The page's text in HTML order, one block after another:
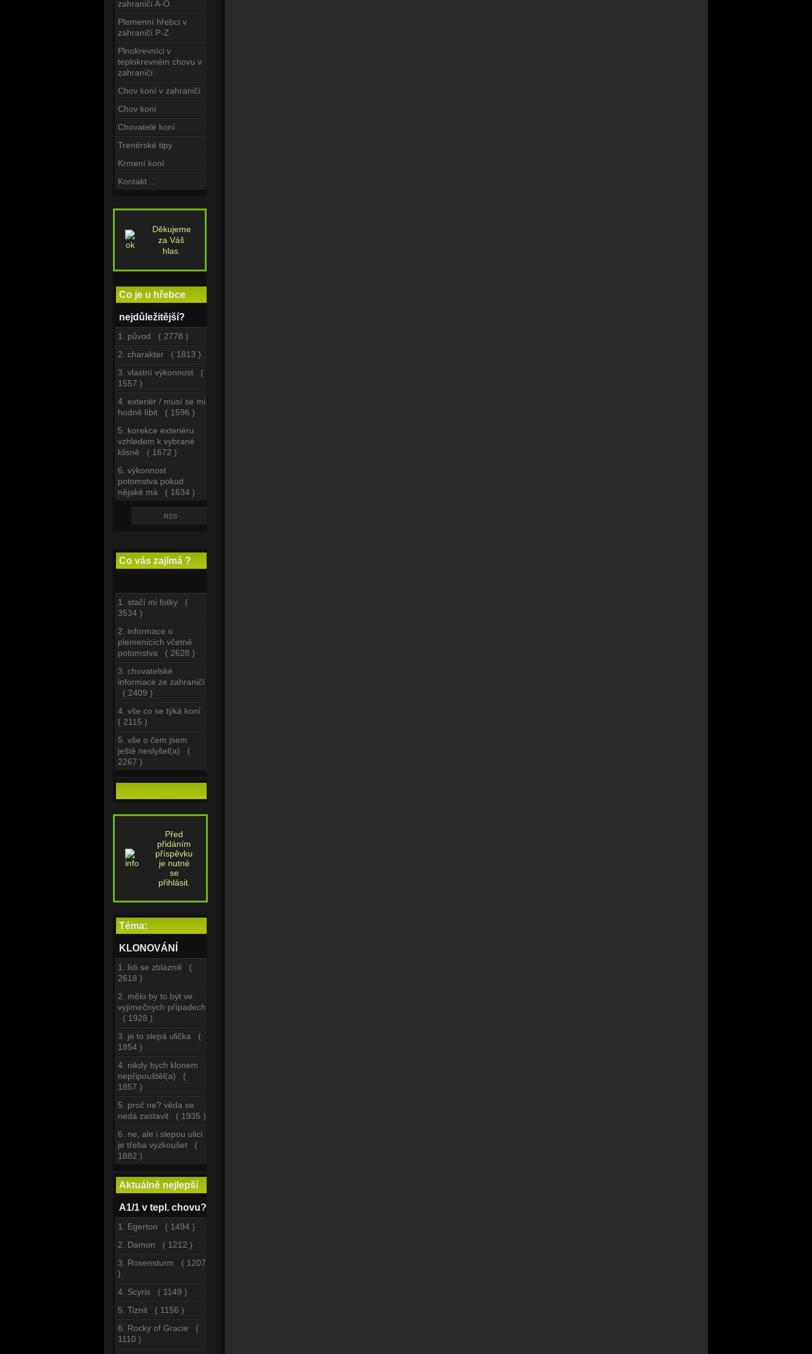
zahraničí A-O
Plemenní hřebci v
zahraničí P-Z
Plnokrevníci v
teplokrevném chovu v
zahraničí
Chov koní v zahraničí
Chov koní
Chovatelé koní
Trenérské tipy
Krmení koní
Kontakt ...
Děkujeme
za Váš
hlas.
Co je u hřebce
nejdůležitější?
1. původ ( 2778 )
2. charakter ( 1813 )
3. vlastní výkonnost (
1557 )
4. exteriér / musí se mi
hodně líbit ( 1596 )
5. korekce exteriéru
vzhledem k vybrané
klisně ( 1672 )
6. výkonnost
potomstva pokud
nějaké má ( 1634 )
RSS
Co vás zajímá ?
1. stačí mi fotky (
3534 )
2. informace o
plemenících včetně
potomstva ( 2628 )
3. chovatelské
informace ze zahraničí
( 2409 )
4. vše co se týká koní
( 2115 )
5. vše o čem jsem
ještě neslyšel(a) (
2267 )
Před
přidáním
příspěvku
je nutné
se
přihlásit.
Téma:
KLONOVÁNÍ
1. lidi se zbláznili (
2618 )
2. mělo by to být ve
vyjímečných případech
( 1928 )
3. je to slepá ulička (
1854 )
4. nikdy bych klonem
nepřipouštěl(a) (
1857 )
5. proč ne? věda se
nedá zastavit ( 1935 )
6. ne, ale i slepou ulici
je třeba vyzkoušet (
1882 )
Aktuálně nejlepší
A1/1 v tepl. chovu?
1. Egerton ( 1494 )
2. Damon ( 1212 )
3. Rosensturm ( 1207
)
4. Scyris ( 1149 )
5. Tiznit ( 1156 )
6. Rocky of Gracie (
1110 )